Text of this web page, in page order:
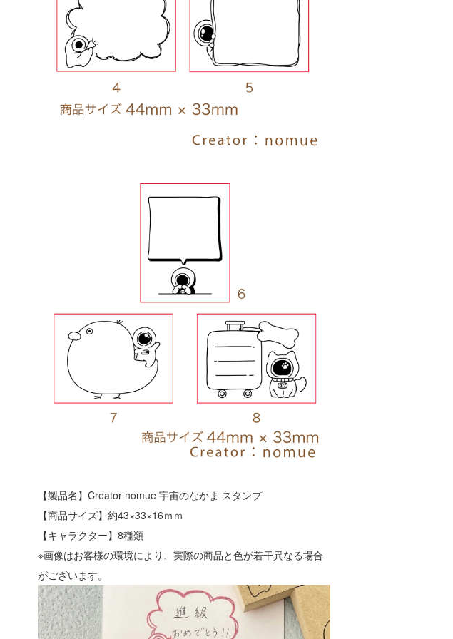
【製品名】Creator nomue 宇宙のなかま スタンプ
【商品サイズ】約43×33×16ｍｍ
【キャラクター】8種類
※画像はお客様の環境により、実際の商品と色が若干異なる場合
がございます。